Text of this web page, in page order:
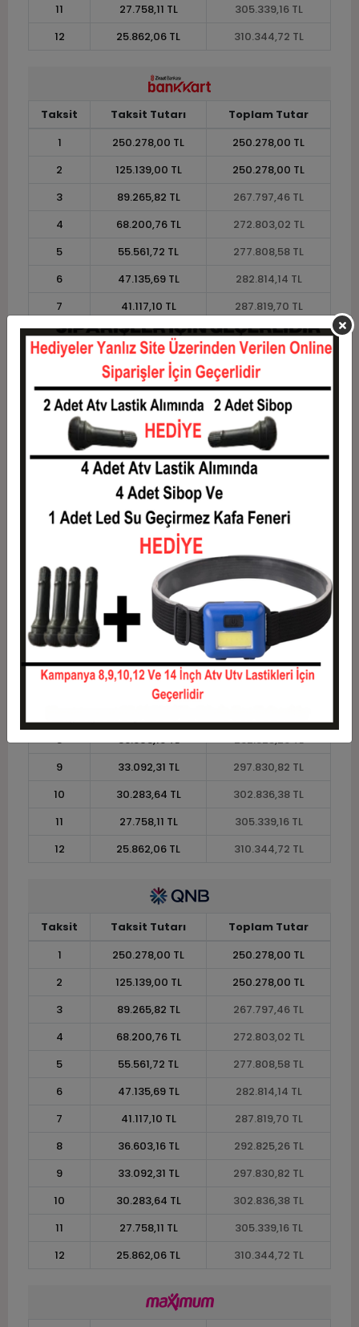
11
27.758,11 TL
305.339,16 TL
12
25.862,06 TL 310.344,72 TL
Taksit Taksit Tutarı
Toplam Tutar
1
250.278,00 TL
250.278,00 TL
2
125.139,00 TL
250.278,00 TL
3
89.265,82 TL
267.797,46 TL
4
68.200,76 TL
272.803,02 TL
5
55.561,72 TL
277.808,58 TL
6
47.135,69 TL
282.814,14 TL
7
41.117,10 TL
287.819,70 TL
8
36.603,16 TL
292.825,26 TL
9
33.092,31 TL
10
30.283,64 TL
302.836,38 TL
11
27.758,11 TL
305.339,16 TL
25.862,06 TL 310.344,72 TL
Taksit Taksit Tutarı
Toplam Tutar
250.278,00 TL
2
125.139,00 TL
250.278,00 TL
3
89.265,82 TL
267.797,46 TL
4
68.200,76 TL
272.803,02 TL
277.808,58 TL
6
47.135,69 TL
282.814,14 TL
8
36.603,16 TL
292.825,26 TL
9
33.092,31 TL
297.830,82 TL
10
30.283,64 TL
302.836,38 TL
11
27.758,11 TL
305.339,16 TL
12
25.862,06 TL 310.344,72 TL
Taksit Taksit Tutarı
Toplam Tutar
1
250.278,00 TL
250.278,00 TL
2
125.139,00 TL
250.278,00 TL
3
89.265,82 TL
267.797,46 TL
4
68.200,76 TL
272.803,02 TL
5
55.561,72 TL
277.808,58 TL
6
47.135,69 TL
282.814,14 TL
7
41.117,10 TL
287.819,70 TL
8
36.603,16 TL
292.825,26 TL
9
33.092,31 TL
297.830,82 TL
10
30.283,64 TL
302.836,38 TL
11
27.758,11 TL
305.339,16 TL
12
25.862,06 TL 310.344,72 TL